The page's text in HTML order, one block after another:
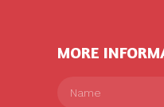
MORE